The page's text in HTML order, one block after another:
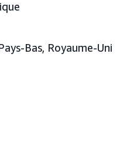
Bas, Royaume-Uni